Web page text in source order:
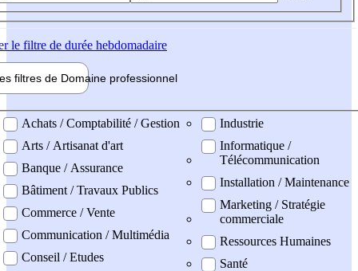
le filtre de durée hebdomadaire
filtres de Domaine professionnel
professionel
Achats / Comptabilité / Gestion
Arts / Artisanat d'art
Banque / Assurance
Bâtiment / Travaux Publics
Commerce / Vente
Communication / Multimédia
Conseil / Etudes
Industrie
Informatique /
Télécommunication
Installation / Maintenance
Marketing / Stratégie
commerciale
Ressources Humaines
Santé